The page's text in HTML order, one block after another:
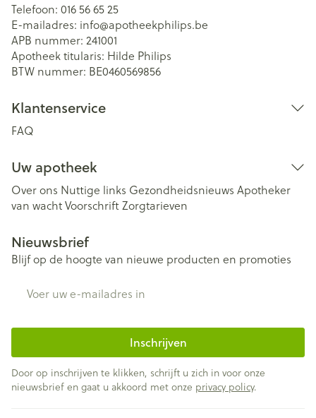
Telefoon: 016 56 65 25
E-mailadres: info@apotheekphilips.be
APB nummer: 241001
Apotheek titularis: Hilde Philips
BTW nummer: BE0460569856
Klantenservice
FAQ
Uw apotheek
Over ons Nuttige links Gezondheidsnieuws Apotheker
van wachtVoorschriftZorgtarieven
Nieuwsbrief
Blijf op de hoogte van nieuwe producten en promoties
Inschrijven
Door op inschrijven te klikken, schrijft u zich in voor onze
nieuwsbrief en gaat u akkoord met onze privacy policy.